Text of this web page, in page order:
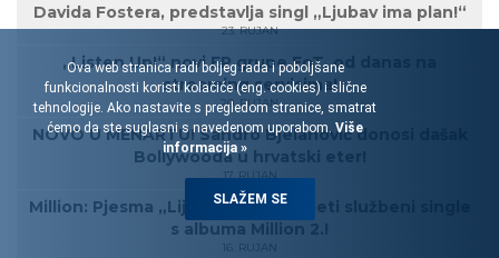
Davida Fostera, predstavlja singl „Ljubav ima plan!“
23. RUJAN
„Listen Up!“ novi EP grupe EoT, od danas na
streaming servisima!
20. RUJAN
NOVO U MENARTU! Sandro Bjelanović donosi dašak
Bollywooda u hrvatski eter!
17. RUJAN
Million: Pjesma „Lijepe dame“ je peti službeni single
s albuma Million 2.!
16. RUJAN
Ova web stranica radi boljeg rada i poboljšane
funkcionalnosti koristi kolačiće (eng. cookies) i slične
tehnologije. Ako nastavite s pregledom stranice, smatrat
ćemo da ste suglasni s navedenom uporabom. Više
informacija »
SLAŽEM SE